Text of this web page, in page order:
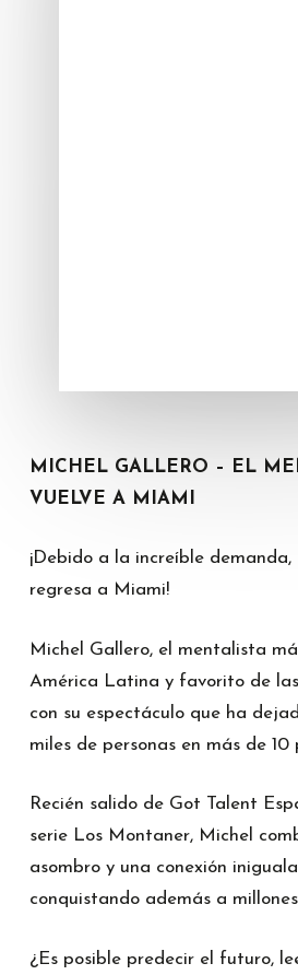
MICHEL GALLERO – EL
VUELVE A MIAMI
¡Debido a la increíble
regresa a Miami!
Michel Gallero, el mentalista
América Latina y favorito de
con su espectáculo que ha
miles de personas en más de 10
Recién salido de Got Talent
serie Los Montaner, Michel
asombro y una conexión
conquistando además a
¿Es posible predecir el futuro,